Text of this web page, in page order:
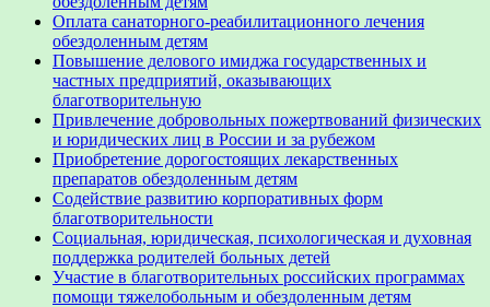
Оплата санаторного-реабилитационного лечения
обездоленным детям
Повышение делового имиджа государственных и
частных предприятий, оказывающих
благотворительную
Привлечение добровольных пожертвований физических
и юридических лиц в России и за рубежом
Приобретение дорогостоящих лекарственных
препаратов обездоленным детям
Содействие развитию корпоративных форм
благотворительности
Социальная, юридическая, психологическая и духовная
поддержка родителей больных детей
Участие в благотворительных российских программах
помощи тяжелобольным и обездоленным детям